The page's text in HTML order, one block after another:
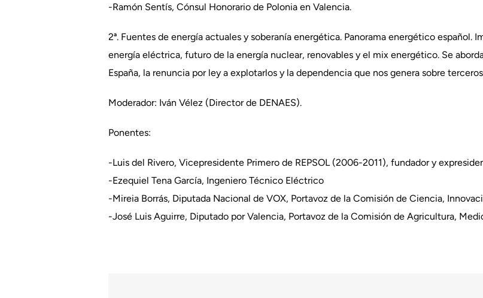
-Ramón Sentís, Cónsul Honorario de Polonia en Valencia.
2ª. Fuentes de energía actuales y soberanía energética. Panorama energético español.
energía eléctrica, futuro de la energía nuclear, renovables y el mix energético. Se
España, la renuncia por ley a explotarlos y la dependencia que nos genera sobre
Moderador: Iván Vélez (Director de DENAES).
Ponentes:
-Luis del Rivero, Vicepresidente Primero de REPSOL (2006-2011), fundador y
-Ezequiel Tena García, Ingeniero Técnico Eléctrico
-Mireia Borrás, Diputada Nacional de VOX, Portavoz de la Comisión de Ciencia,
-José Luis Aguirre, Diputado por Valencia, Portavoz de la Comisión de Agricultura,